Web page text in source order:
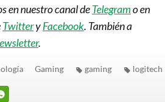
en nuestro canal deTelegramo en
TwitteryFacebook. También a
.
Gaming gaming logitech